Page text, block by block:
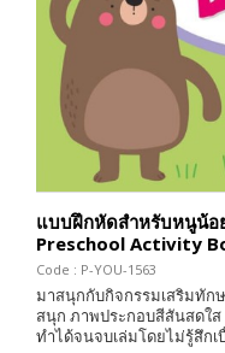
แบบฝึกหัดสำหรับหนูน้อ
Preschool Activity
Code : P-YOU-1563
มาสนุกกับกิจกรรมเสริมทัก
สนุก ภาพประกอบสีสันสดใส
ทำได้จนจบเล่มโดยไม่รู้สึกเ